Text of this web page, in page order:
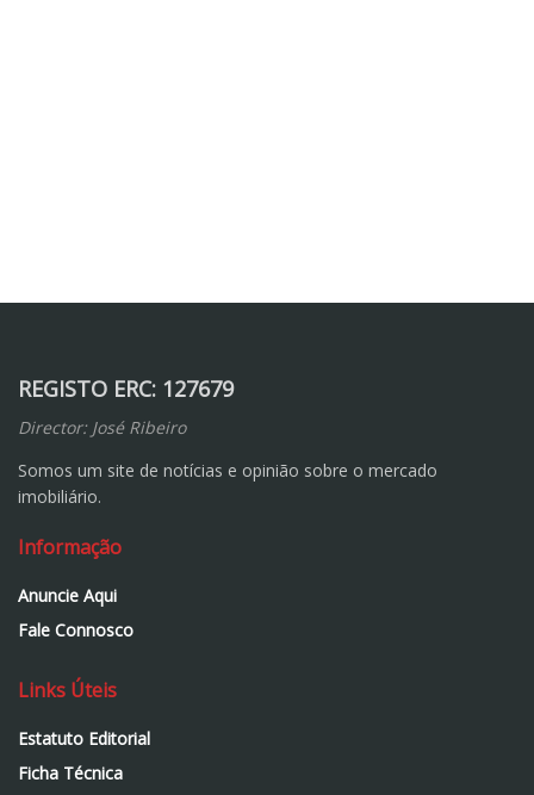
REGISTO ERC: 127679
Director: José Ribeiro
Somos um site de notícias e opinião sobre o mercado
imobiliário.
Informação
Anuncie Aqui
Fale Connosco
Links Úteis
Estatuto Editorial
Ficha Técnica